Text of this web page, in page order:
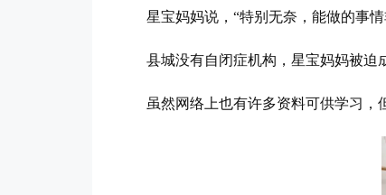
星宝妈妈说，“特别无奈，能做的事
县城没有自闭症机构，星宝妈妈被迫
虽然网络上也有许多资料可供学习，